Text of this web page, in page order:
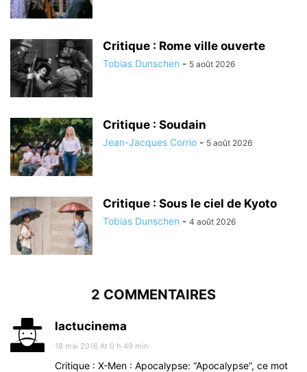
Critique : Rome ville ouverte
Tobias Dunschen - 5 août 2026
Critique : Soudain
Jean-Jacques Corrio - 5 août 2026
Critique : Sous le ciel de Kyoto
Tobias Dunschen - 4 août 2026
2 COMMENTAIRES
lactucinema
18 mai 2016 At 0 h 49 min
Critique : X-Men : Apocalypse: “Apocalypse”, ce mot